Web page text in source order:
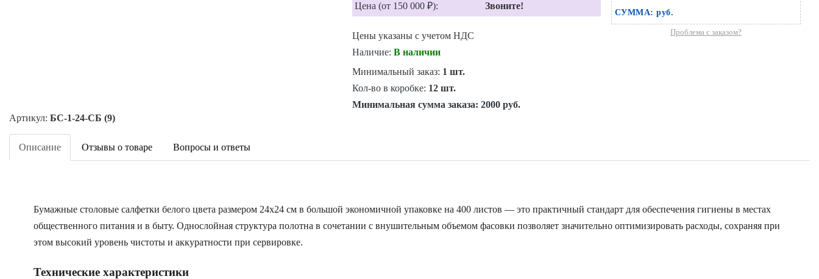
Цена (от 150 000 ₽): Звоните!
Цены указаны с учетом НДС
Наличие: В наличии
Минимальный заказ: 1 шт.
Кол-во в коробке: 12 шт.
Минимальная сумма заказа: 2000 руб.
СУММА: руб.
Проблема с заказом?
Артикул: БС-1-24-СБ (9)
Описание Отзывы о товаре Вопросы и ответы
Бумажные столовые салфетки белого цвета размером 24х24 см в большой экономичной упаковке на 400 листов — это практичный стандарт для обеспечения гигиены в местах
общественного питания и в быту. Однослойная структура полотна в сочетании с внушительным объемом фасовки позволяет значительно оптимизировать расходы, сохраняя при
этом высокий уровень чистоты и аккуратности при сервировке.
Технические характеристики